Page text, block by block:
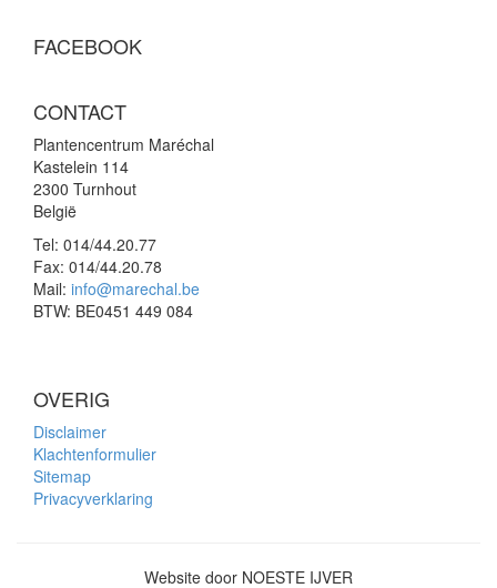
FACEBOOK
CONTACT
Plantencentrum Maréchal
Kastelein 114
2300 Turnhout
België
Tel: 014/44.20.77
Fax: 014/44.20.78
Mail: info@marechal.be
BTW: BE0451 449 084
OVERIG
Disclaimer
Klachtenformulier
Sitemap
Privacyverklaring
Website door NOESTE IJVER